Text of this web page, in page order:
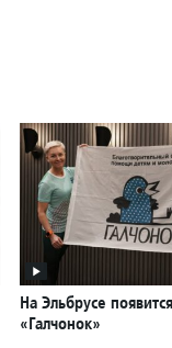
На Эльбрусе
«Галчонок»